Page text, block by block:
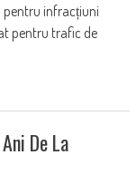
infracțiuni
pentru trafic de
De La